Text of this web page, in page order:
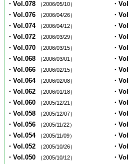
・Vol.078 （2006/05/10） ・
・Vol.076 （2006/04/26） ・
・Vol.074 （2006/04/12） ・
・Vol.072 （2006/03/29） ・
・Vol.070 （2006/03/15） ・
・Vol.068 （2006/03/01） ・
・Vol.066 （2006/02/15） ・
・Vol.064 （2006/02/08） ・
・Vol.062 （2006/01/18） ・
・Vol.060 （2005/12/21） ・
・Vol.058 （2005/12/07） ・
・Vol.056 （2005/11/22） ・
・Vol.054 （2005/11/09） ・
・Vol.052 （2005/10/26） ・
・Vol.050 （2005/10/12） ・